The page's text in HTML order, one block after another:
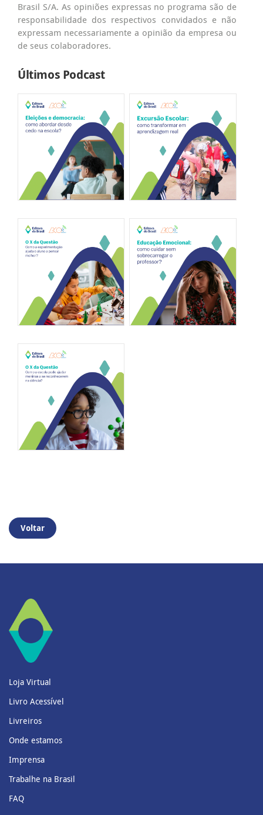
Brasil S/A. As opiniões expressas no programa são de
responsabilidade dos respectivos convidados e não
expressam necessariamente a opinião da empresa ou
de seus colaboradores.
Últimos Podcast
Voltar
Loja Virtual
Livro Acessível
Livreiros
Onde estamos
Imprensa
Trabalhe na Brasil
FAQ